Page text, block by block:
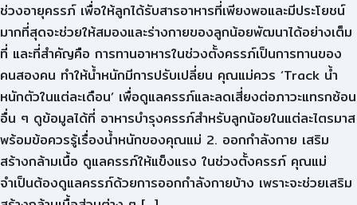
ช่วงอายุครรภ์ เพื่อให้ลูกได้รับสารอาหารที่เพียงพอและมีประโยชน์
มากที่สุดจะช่วยให้สมองและร่างกายของลูกน้อยพัฒนาได้อย่างเต็ม
ที่ และที่สำคัญคือ การทานอาหารในช่วงตั้งครรภ์เป็นการทานของ
คนสองคน ทำให้น้ำหนักมีการปรับเปลี่ยน คุณแม่ควร ‘Track น้ำ
หนักตัวในแต่ละเดือน’ เพื่อดูแลครรภ์และลดเสี่ยงต่อภาวะแทรกซ้อน
อื่น ๆ ดูข้อมูลได้ที่ อาหารบำรุงครรภ์สำหรับลูกน้อยในแต่ละไตรมาส
พร้อมข้อควรรู้เรื่องน้ำหนักของคุณแม่ 2. ออกกำลังกาย เสริม
สร้างกล้ามเนื้อ ดูแลครรภ์ให้แข็งแรง ในช่วงตั้งครรภ์ คุณแม่
จำเป็นต้องดูแลครรภ์ด้วยการออกกำลังกายบ้าง เพราะจะช่วยเสริม